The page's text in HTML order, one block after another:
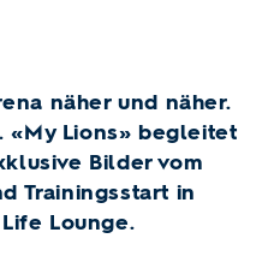
näher und näher.
«My Lions» begleitet
Bilder vom
Trainingsstart in
Lounge.